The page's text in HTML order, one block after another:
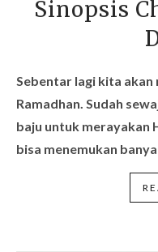
Sinopsis
Sebentar lagi kita
Ramadhan. Sudah
baju untuk merayakan
bisa menemukan